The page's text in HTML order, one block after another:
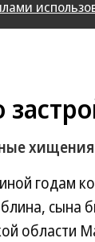
хищения
годам
сына
области